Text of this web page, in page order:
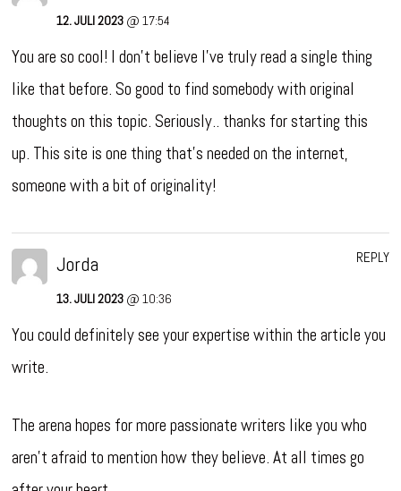
12. JULI 2023 @ 17:54
You are so cool! I don’t believe I’ve truly read a single thing
like that before. So good to find somebody with original
thoughts on this topic. Seriously.. thanks for starting this
up. This site is one thing that’s needed on the internet,
someone with a bit of originality!
Jorda
13. JULI 2023 @ 10:36
You could definitely see your expertise within the article you
write.
The arena hopes for more passionate writers like you who
aren’t afraid to mention how they believe. At all times go
REPLY